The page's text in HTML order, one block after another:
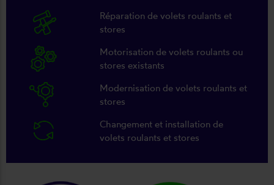
Réparation de volets roulants et
stores
Motorisation de volets roulants ou
stores existants
Modernisation de volets roulants et
stores
Changement et installation de
volets roulants et stores